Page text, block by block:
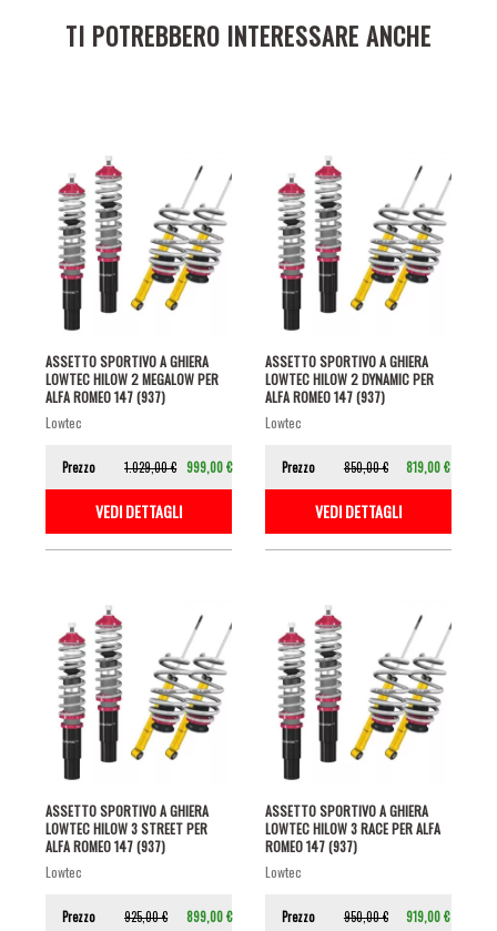
TI POTREBBERO INTERESSARE ANCHE
ASSETTO SPORTIVO A GHIERA
LOWTEC HILOW 2 MEGALOW PER
ALFA ROMEO 147 (937)
lowtec
Prezzo 1.029,00 € 999,00 €
VEDI DETTAGLI
ASSETTO SPORTIVO A GHIERA
LOWTEC HILOW 2 DYNAMIC PER
ALFA ROMEO 147 (937)
lowtec
Prezzo 850,00 € 819,00 €
VEDI DETTAGLI
ASSETTO SPORTIVO A GHIERA
LOWTEC HILOW 3 STREET PER
ALFA ROMEO 147 (937)
lowtec
Prezzo 925,00 € 899,00 €
ASSETTO SPORTIVO A GHIERA
LOWTEC HILOW 3 RACE PER ALFA
ROMEO 147 (937)
lowtec
Prezzo 950,00 € 919,00 €